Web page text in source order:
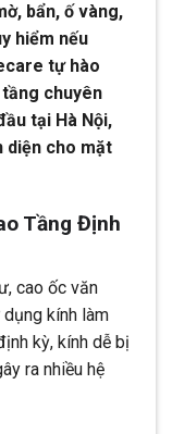
bẩn, ố vàng,
hiểm nếu
tự hào
chuyên
tại Hà Nội,
diện cho mặt
Tầng Định
cao ốc văn
kính làm
kỳ, kính dễ bị
ra nhiều hệ